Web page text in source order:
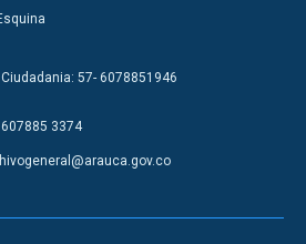
57- 6078851946
3374